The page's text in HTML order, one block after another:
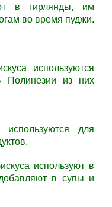
в гирлянды, им
во время пуджи.
используются
Полинезии из них
используются для
используют в
в супы и